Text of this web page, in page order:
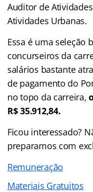
Auditor de
Atividades Urbanas.
Essa é uma seleção
concurseiros da
salários bastante
de pagamento do
no topo da carreira,
R$ 35.912,84.
Ficou interessado?
preparamos com
Remuneração
Materiais Gratuitos